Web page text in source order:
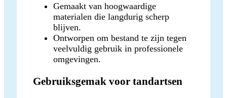
Gemaakt van hoogwaardige
materialen die langdurig scherp
blijven.
Ontworpen om bestand te zijn tegen
veelvuldig gebruik in professionele
omgevingen.
Gebruiksgemak voor tandartsen